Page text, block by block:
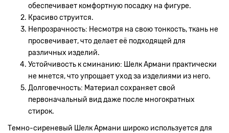
обеспечивает комфортную посадку на фигуре.
Красиво струится.
Непрозрачность: Несмотря на свою тонкость, ткань не
просвечивает, что делает её подходящей для
различных изделий.
Устойчивость к сминанию: Шелк Армани практически
не мнется, что упрощает уход за изделиями из него.
Долговечность: Материал сохраняет свой
первоначальный вид даже после многократных
стирок.
Темно-сиреневый Шелк Армани широко используется для